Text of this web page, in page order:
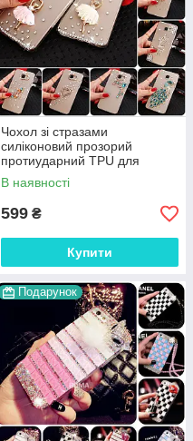
Чохол зі стразами
силіконовий прозорий
протиударний TPU для
Samsung A22 A225F
"DIAMOND"
В наявності
599 ₴
Купити
Подарунок